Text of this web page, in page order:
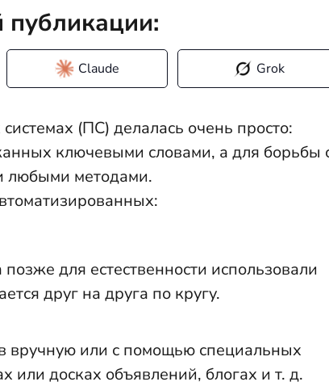
публикации:
Claude Grok
(ПС) делалась очень просто:
ключевыми словами, а для борьбы
любыми методами.
для естественности использовали
друг на друга по кругу.
вручную или с помощью специальных
досках объявлений, блогах и т. д.